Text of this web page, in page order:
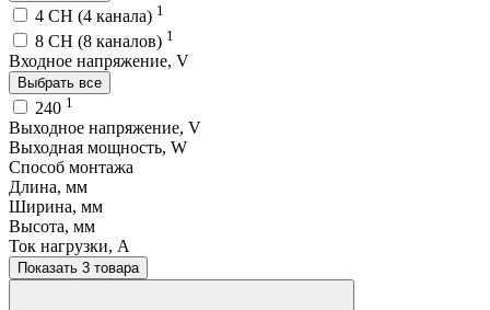
4 CH (4 канала) 1
8 CH (8 каналов) 1
Входное напряжение, V
Выбрать все
240 1
Выходное напряжение, V
Выходная мощность, W
Способ монтажа
Длина, мм
Ширина, мм
Высота, мм
Ток нагрузки, A
Показать 3 товара